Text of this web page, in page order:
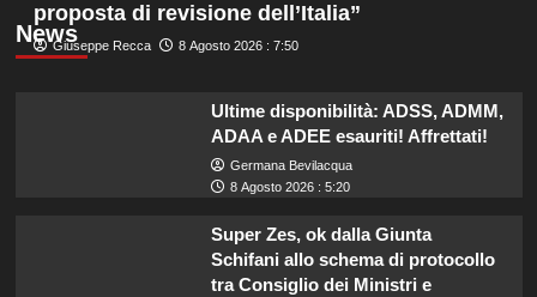
News
proposta di revisione dell’Italia”
Giuseppe Recca 8 Agosto 2026 : 7:50
Ultime disponibilità: ADSS, ADMM,
ADAA e ADEE esauriti! Affrettati!
Germana Bevilacqua
8 Agosto 2026 : 5:20
Super Zes, ok dalla Giunta
Schifani allo schema di protocollo
tra Consiglio dei Ministri e